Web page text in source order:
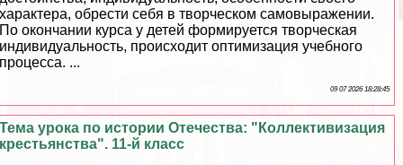
хаpaктера, обрести себя в творческом самовыражении.
По окончании курса у детей формируется творческая
индивидуальность, происходит оптимизация учебного
процесса. ...
09 07 2026 18:28:45
Тема урока по истории Отечества: "Коллективизация
крестьянства". 11-й класс